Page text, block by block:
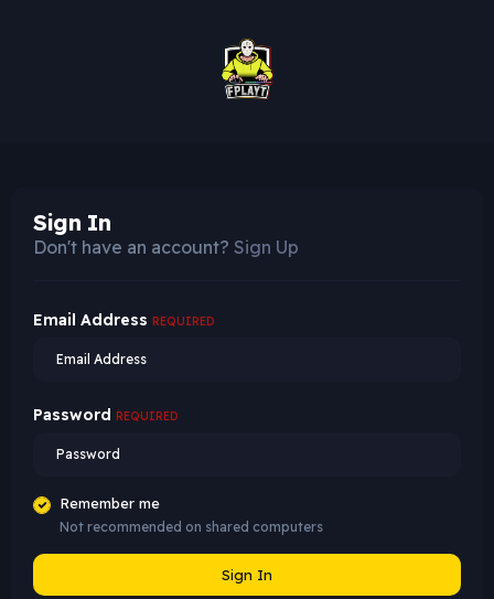
Sign In
Don't have an account? Sign Up
Email Address REQUIRED
Password REQUIRED
Remember me
Not recommended on shared computers
Sign In